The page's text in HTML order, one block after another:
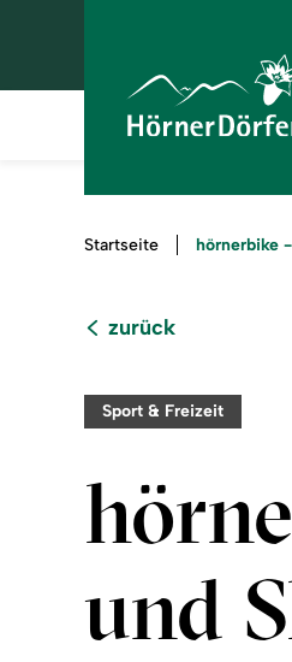
Sie
Startseite
zurück
Sport & Freizeit
und